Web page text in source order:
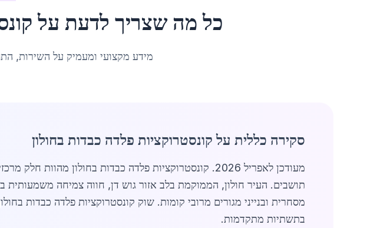
כל מה שצריך לדעת על
מידע מקצועי ומעמיק על השירות,
סקירה כללית על קונסטרוקציות פלדה כבדות בחולון
תושבים. העיר חולון, הממוקמת בלב אזור גוש דן, חווה צמיחה משמעותית
בתשתיות מתקדמות.